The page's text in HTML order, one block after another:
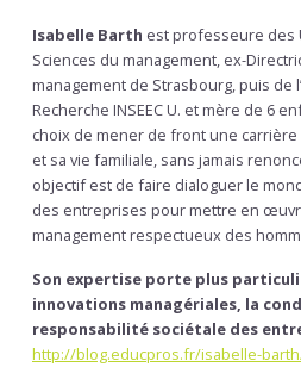
Isabelle Barth est professeure des
Sciences du management, ex-
management de Strasbourg, puis de
Recherche INSEEC U. et mère de 6
choix de mener de front une
et sa vie familiale, sans jamais
objectif est de faire dialoguer le
des entreprises pour mettre en
management respectueux des
Son expertise porte plus
innovations managériales, la
responsabilité sociétale des
http://blog.educpros.fr/isabelle-